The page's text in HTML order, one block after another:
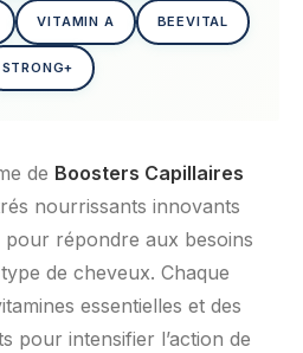
VITAMIN A BEEVITAL
STRONG+
de Boosters Capillaires
nourrissants innovants
répondre aux besoins
de cheveux. Chaque
essentielles et des
pour intensifier l’action de